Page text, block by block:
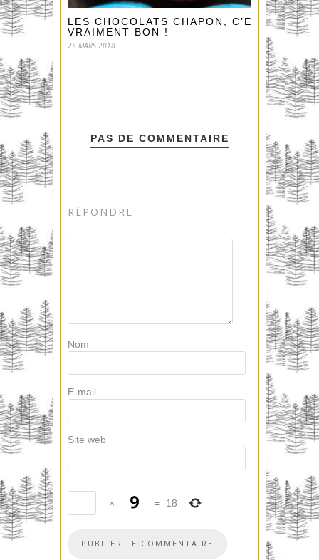
LES CHOCOLATS CHAPON, C’EST
VRAIMENT BON !
25 MARS 2018
PAS DE COMMENTAIRE
RÉPONDRE
Nom
E-mail
Site web
× = 18